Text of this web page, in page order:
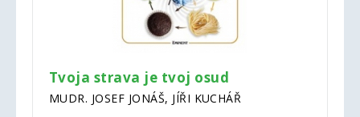
Tvoja strava je tvoj osud
MUDR. JOSEF JONÁŠ, JÍŘI KUCHÁŘ